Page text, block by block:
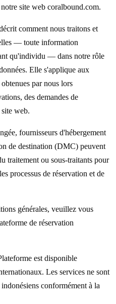
site web coralbound.com.
comment nous traitons et
— toute information
qu'individu — dans notre rôle
Elle s'applique aux
par nous lors
des demandes de
web.
fournisseurs d'hébergement
de destination (DMC) peuvent
traitement ou sous-traitants pour
processus de réservation et de
générales, veuillez vous
de réservation
est disponible
Les services ne sont
conformément à la